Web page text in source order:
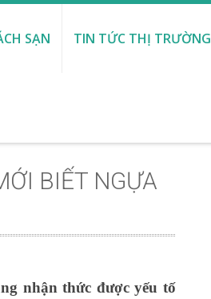
SẠN TIN TỨC THỊ TRƯỜNG
BIẾT NGỰA
nhận thức được yếu tố